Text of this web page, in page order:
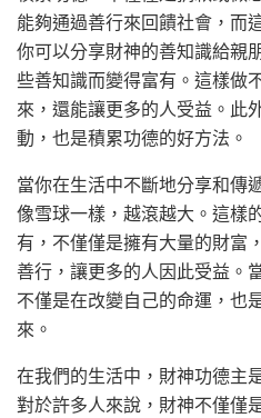
能夠通過善行來回饋社會，而
你可以分享財神的善知識給親
些善知識而變得富有。這樣做
來，還能讓更多的人受益。此
動，也是積累功德的好方法。
當你在生活中不斷地分享和傳
像雪球一樣，越滾越大。這樣
有，不僅僅是擁有大量的財富
善行，讓更多的人因此受益。
不僅是在改變自己的命運，也
來。
在我們的生活中，財神功德主
對於許多人來說，財神不僅僅